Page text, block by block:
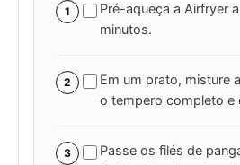
1
Pré-aqueça a Airfryer
minutos.
2
Em um prato, misture
o tempero completo e
3
Passe os filés de